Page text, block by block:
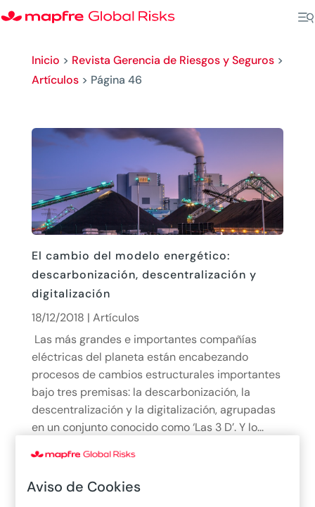
Inicio > Revista Gerencia de Riesgos y Seguros>
Artículos> Página 46
El cambio del modelo energético:
descarbonización, descentralización y
digitalización
18/12/2018 | Artículos
Las más grandes e importantes compañías
eléctricas del planeta están encabezando
procesos de cambios estructurales importantes
bajo tres premisas: la descarbonización, la
descentralización y la digitalización, agrupadas
en un conjunto conocido como ‘Las 3 D’. Y lo...
leer más
Aviso de Cookies